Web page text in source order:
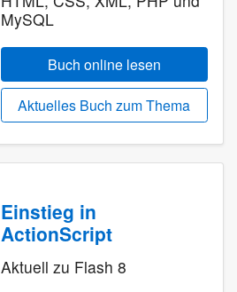
MySQL
Buch online lesen
Aktuelles Buch zum Thema
Einstieg in
ActionScript
Aktuell zu Flash 8